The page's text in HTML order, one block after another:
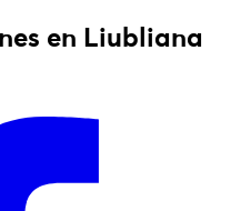
en Liubliana